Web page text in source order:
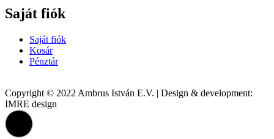
Saját fiók
Saját fiók
Kosár
Pénztár
Copyright © 2022 Ambrus István E.V. | Design & development:
IMRE design